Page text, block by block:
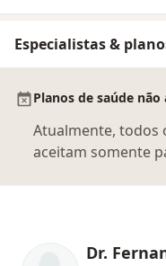
Especialistas &
Planos de saúde não
Atualmente, todos
aceitam somente
Dr.